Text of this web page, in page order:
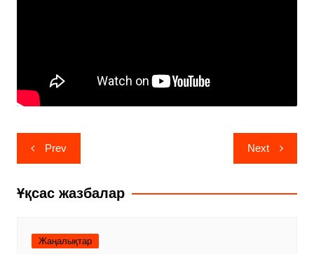
Навигация
по
записям
Prev Next
Ұқсас жазбалар
Жаңалықтар